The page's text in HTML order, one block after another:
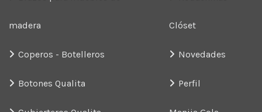
madera
Coperos - Botelleros
Botones Qualita
Clóset
Novedades
Perfil